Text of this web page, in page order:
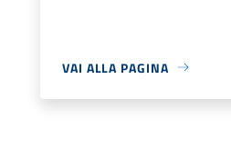
VAI ALLA PAGINA